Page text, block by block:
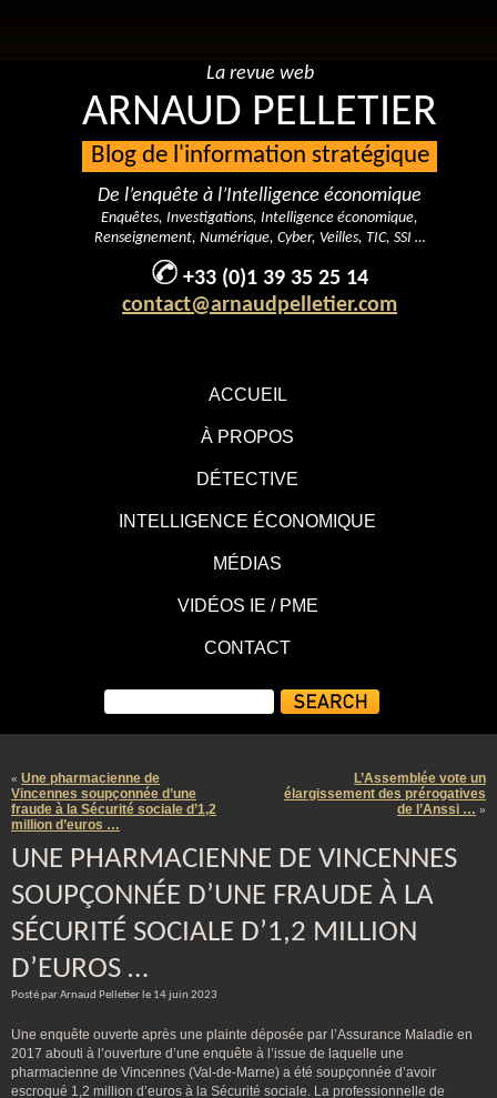
ACCUEIL
À PROPOS
DÉTECTIVE
INTELLIGENCE ÉCONOMIQUE
MÉDIAS
VIDÉOS IE / PME
CONTACT
La revue web
ARNAUD PELLETIER
Blog de l'information stratégique
De l’enquête à l’Intelligence économique
Enquêtes, Investigations, Intelligence économique,
Renseignement, Numérique, Cyber, Veilles, TIC, SSI …
+33 (0)1 39 35 25 14
contact@arnaudpelletier.com
« Une pharmacienne de
Vincennes soupçonnée d’une
fraude à la Sécurité sociale d’1,2
million d’euros …
L’Assemblée vote un
élargissement des prérogatives
de l’Anssi … »
UNE PHARMACIENNE DE VINCENNES
SOUPÇONNÉE D’UNE FRAUDE À LA
SÉCURITÉ SOCIALE D’1,2 MILLION
D’EUROS …
Posté par Arnaud Pelletier le 14 juin 2023
Une enquête ouverte après une plainte déposée par l’Assurance Maladie en
2017 abouti à l’ouverture d’une enquête à l’issue de laquelle une
pharmacienne de Vincennes (Val-de-Marne) a été soupçonnée d’avoir
escroqué 1,2 million d’euros à la Sécurité sociale. La professionnelle de